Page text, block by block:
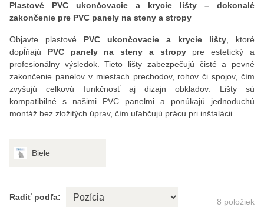
Plastové PVC ukončovacie a krycie lišty – dokonalé
zakončenie pre PVC panely na steny a stropy
Objavte plastové PVC ukončovacie a krycie lišty , ktoré
dopĺňajú PVC panely na steny a stropypre estetický a
profesionálny výsledok. Tieto lišty zabezpečujú čisté a pevné
zakončenie panelov v miestach prechodov, rohov či spojov, čím
zvyšujú celkovú funkčnosť aj dizajn obkladov. Lišty sú
kompatibilné s našimi PVC panelmi a ponúkajú jednoduchú
montáž bez zložitých úprav, čím uľahčujú prácu pri inštalácii.
Biele
Radiť podľa: 8 položiek